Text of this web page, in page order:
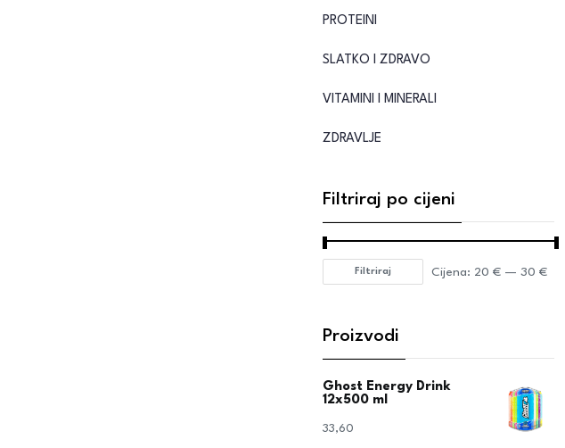
PROTEINI
SLATKO I ZDRAVO
VITAMINI I MINERALI
ZDRAVLJE
Filtriraj po cijeni
Filtriraj Cijena: 20 €— 30 €
Proizvodi
Ghost Energy Drink
12x500 ml
33,60